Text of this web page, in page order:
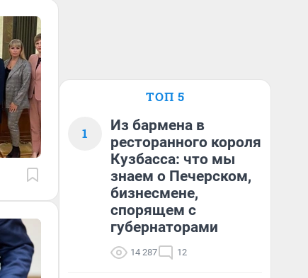
ТОП 5
1
Из бармена в
ресторанного короля
Кузбасса: что мы
знаем о Печерском,
бизнесмене,
спорящем с
губернаторами
14 287 12